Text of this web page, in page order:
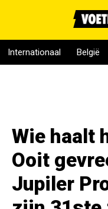
Internationaal België
Wie haalt
Ooit
Jupiler